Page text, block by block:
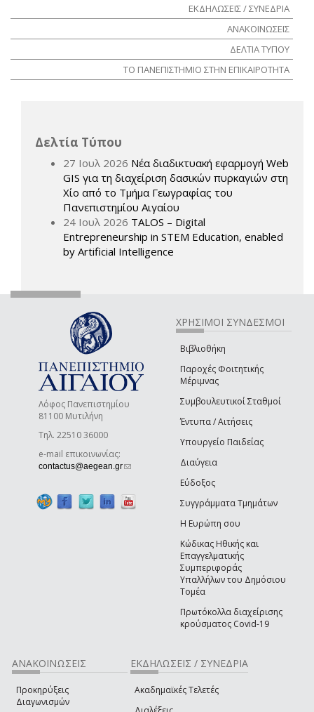
ΕΚΔΗΛΩΣΕΙΣ / ΣΥΝΕΔΡΙΑ
ΑΝΑΚΟΙΝΩΣΕΙΣ
ΔΕΛΤΙΑ ΤΥΠΟΥ
ΤΟ ΠΑΝΕΠΙΣΤΗΜΙΟ ΣΤΗΝ ΕΠΙΚΑΙΡΟΤΗΤΑ
Δελτία Τύπου
27 Ιουλ 2026 Νέα διαδικτυακή εφαρμογή Web
GIS για τη διαχείριση δασικών πυρκαγιών στη
Χίο από το Τμήμα Γεωγραφίας του
Πανεπιστημίου Αιγαίου
24 Ιουλ 2026 TALOS – Digital
Entrepreneurship in STEM Education, enabled
by Artificial Intelligence
Λόφος Πανεπιστημίου
81100 Μυτιλήνη
Τηλ. 22510 36000
e-mail επικοινωνίας:
contactus@aegean.gr(link sends e-mail)
ΧΡΗΣΙΜΟΙ ΣΥΝΔΕΣΜΟΙ
Βιβλιοθήκη
Παροχές Φοιτητικής
Μέριμνας
Συμβουλευτικοί Σταθμοί
Έντυπα / Αιτήσεις
Υπουργείο Παιδείας
Διαύγεια
Εύδοξος
Συγγράμματα Τμημάτων
Η Ευρώπη σου
Κώδικας Ηθικής και
Επαγγελματικής
Συμπεριφοράς
Υπαλλήλων του Δημόσιου
Τομέα
Πρωτόκολλα διαχείρισης
κρούσματος Covid-19
ΑΝΑΚΟΙΝΩΣΕΙΣ
Προκηρύξεις
Διαγωνισμών
ΕΚΔΗΛΩΣΕΙΣ / ΣΥΝΕΔΡΙΑ
Ακαδημαϊκές Τελετές